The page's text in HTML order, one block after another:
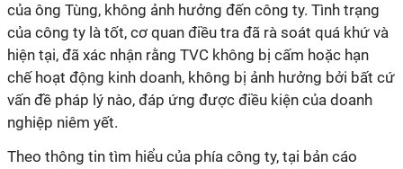
của ông Tùng, không ảnh hưởng đến công ty. Tình trạng
của công ty là tốt, cơ quan điều tra đã rà soát quá khứ và
hiện tại, đã xác nhận rằng TVC không bị cấm hoặc hạn
chế hoạt động kinh doanh, không bị ảnh hưởng bởi bất cứ
vấn đề pháp lý nào, đáp ứng được điều kiện của doanh
nghiệp niêm yết.
Theo thông tin tìm hiểu của phía công ty, tại bản cáo